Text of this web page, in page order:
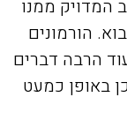
המדויק ממנו
הורמונים
הרבה דברים
באופן כמעט